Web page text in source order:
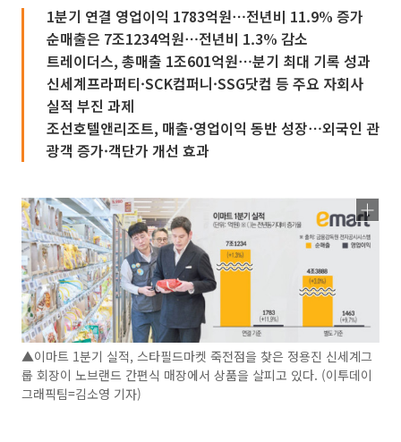
1분기 연결 영업이익 1783억원⋯전년비 11.9% 증가
순매출은 7조1234억원⋯전년비 1.3% 감소
트레이더스, 총매출 1조601억원⋯분기 최대 기록 성과
신세계프라퍼티·SCK컴퍼니·SSG닷컴 등 주요 자회사
실적 부진 과제
조선호텔앤리조트, 매출·영업이익 동반 성장⋯외국인 관
광객 증가·객단가 개선 효과
▲이마트 1분기 실적, 스타필드마켓 죽전점을 찾은 정용진 신세계그
룹 회장이 노브랜드 간편식 매장에서 상품을 살피고 있다. (이투데이
그래픽팀=김소영 기자)